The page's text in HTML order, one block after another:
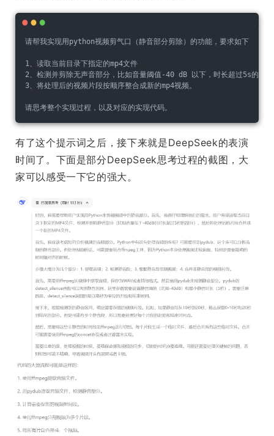
请帮我实现用python视频剪气口（静音部分剪除）的功能，要求如下
1、读取当前目录下指定的mp4文件
2、检测并剪除无声音部分，比如音量阈值-40 dB 以下，时长超过5s的部
3、将处理后的视频片段按顺序整合成新的mp4视频。
有了这个提示词之后，接下来就是DeepSeek的表演
时间了。下面是部分DeepSeek思考过程的截图，大
家可以感受一下它的强大。